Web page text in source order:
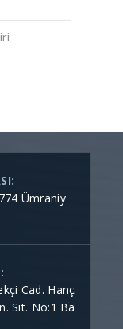
Ümraniy
Cad. Hanç
Sit. No:1 Ba